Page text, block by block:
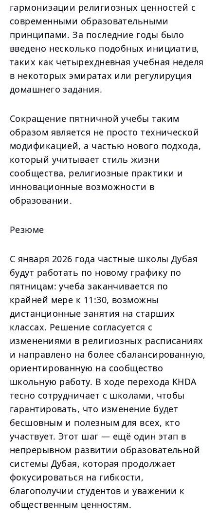
гармонизации религиозных ценностей с
современными образовательными
принципами. За последние годы было
введено несколько подобных инициатив,
таких как четырехдневная учебная неделя
в некоторых эмиратах или регулируция
домашнего задания.
Сокращение пятничной учебы таким
образом является не просто технической
модификацией, а частью нового подхода,
который учитывает стиль жизни
сообщества, религиозные практики и
инновационные возможности в
образовании.
Резюме
С января 2026 года частные школы Дубая
будут работать по новому графику по
пятницам: учеба заканчивается по
крайней мере к 11:30, возможны
дистанционные занятия на старших
классах. Решение согласуется с
изменениями в религиозных расписаниях
и направлено на более сбалансированную,
ориентированную на сообщество
школьную работу. В ходе перехода KHDA
тесно сотрудничает с школами, чтобы
гарантировать, что изменение будет
бесшовным и полезным для всех, кто
участвует. Этот шаг — ещё один этап в
непрерывном развитии образовательной
системы Дубая, которая продолжает
фокусироваться на гибкости,
благополучии студентов и уважении к
общественным ценностям.